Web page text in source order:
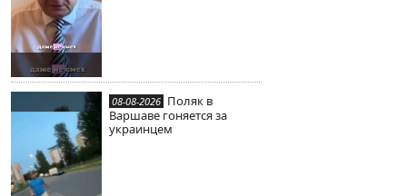
08-08-2026 Поляк в
Варшаве гоняется за
украинцем